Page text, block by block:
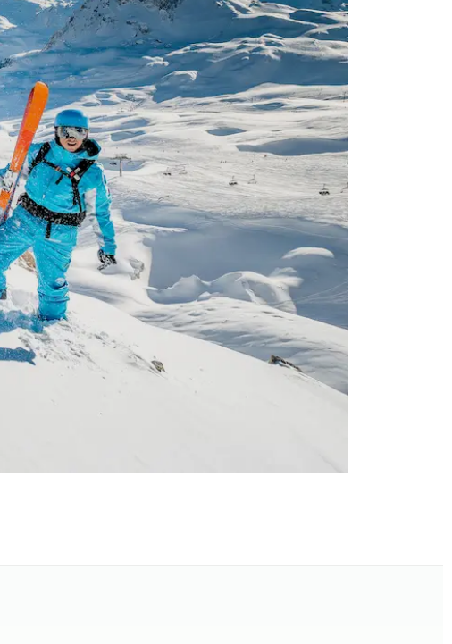
Tutti i livelli
Speciale adolescenti
Lezioni pensate per teens
Max 6
Fuori pista privato
Il tuo maestro, la tua